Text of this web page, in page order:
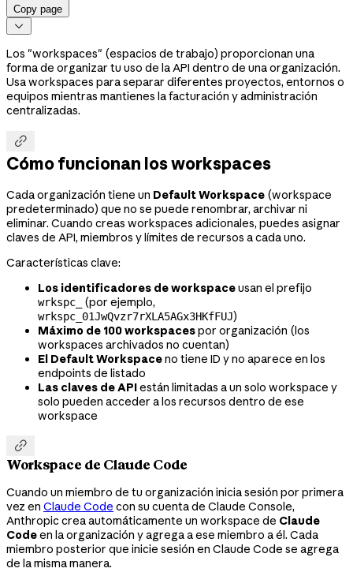
Copy page

Los "workspaces" (espacios de trabajo) proporcionan una
forma de organizar tu uso de la API dentro de una organización.
Usa workspaces para separar diferentes proyectos, entornos o
equipos mientras mantienes la facturación y administración
centralizadas.

Cómo funcionan los workspaces
Cada organización tiene un Default Workspace (workspace
predeterminado) que no se puede renombrar, archivar ni
eliminar. Cuando creas workspaces adicionales, puedes asignar
claves de API, miembros y límites de recursos a cada uno.
Características clave:
Los identificadores de workspaceusan el prefijo
wrkspc_ (por ejemplo,
wrkspc_01JwQvzr7rXLA5AGx3HKfFUJ)
Máximo de 100 workspacespor organización (los
workspaces archivados no cuentan)
El Default Workspaceno tiene ID y no aparece en los
endpoints de listado
Las claves de APIestán limitadas a un solo workspace y
solo pueden acceder a los recursos dentro de ese
workspace

Workspace de Claude Code
Cuando un miembro de tu organización inicia sesión por primera
vez en Claude Code con su cuenta de Claude Console,
Anthropic crea automáticamente un workspace de Claude
Codeen la organización y agrega a ese miembro a él. Cada
miembro posterior que inicie sesión en Claude Code se agrega
de la misma manera.